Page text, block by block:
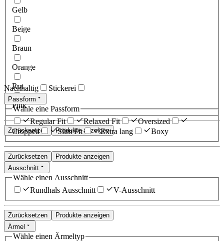
Gelb
Beige
Braun
Orange
Rot
Pink
Zurücksetzen Produkte anzeigen
Nachhaltig Stickerei
Passform
Wähle eine Passform
Regular Fit
Relaxed Fit
Oversized
Cropped
Slim Fit Extra lang Boxy
Zurücksetzen
Produkte anzeigen
Ausschnitt
Wähle einen Ausschnitt
Rundhals Ausschnitt
V-Ausschnitt
Zurücksetzen
Produkte anzeigen
Ärmel
Wähle einen Ärmeltyp